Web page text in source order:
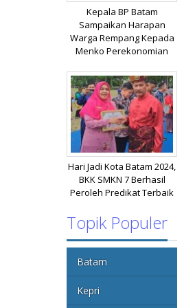
Kepala BP Batam
Sampaikan Harapan
Warga Rempang Kepada
Menko Perekonomian
Hari Jadi Kota Batam 2024,
BKK SMKN 7 Berhasil
Peroleh Predikat Terbaik
Topik Populer
Batam
Kepri